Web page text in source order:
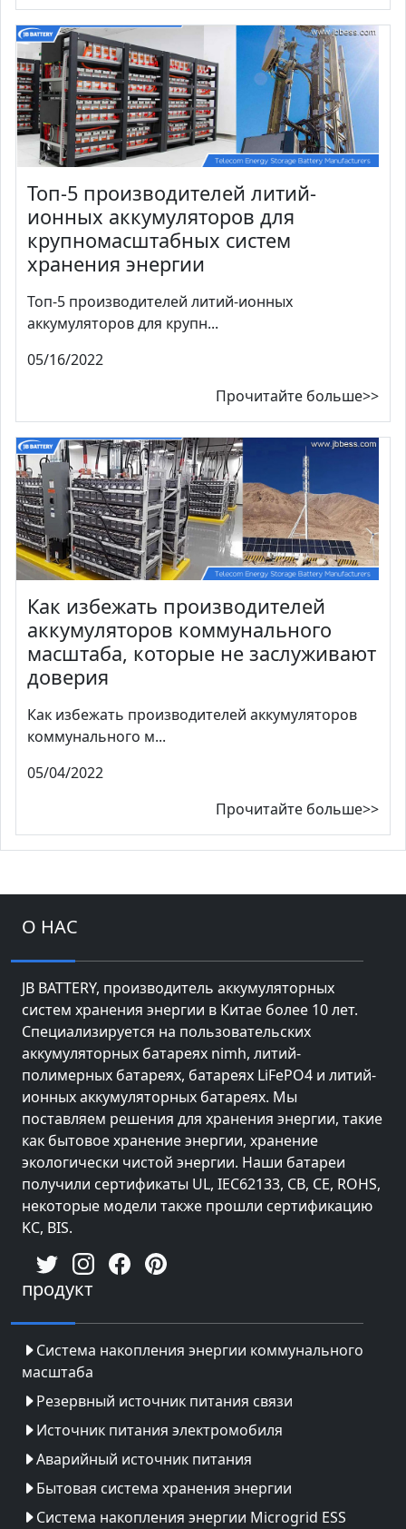
Топ-5 производителей литий-
ионных аккумуляторов для
крупномасштабных систем
хранения энергии
Топ-5 производителей литий-ионных
аккумуляторов для крупн...
05/16/2022
Прочитайте больше>>
Как избежать производителей
аккумуляторов коммунального
масштаба, которые не заслуживают
доверия
Как избежать производителей аккумуляторов
коммунального м...
05/04/2022
Прочитайте больше>>
О НАС
JB BATTERY, производитель аккумуляторных
систем хранения энергии в Китае более 10 лет.
Специализируется на пользовательских
аккумуляторных батареях nimh, литий-
полимерных батареях, батареях LiFePO4 и литий-
ионных аккумуляторных батареях. Мы
поставляем решения для хранения энергии, такие
как бытовое хранение энергии, хранение
экологически чистой энергии. Наши батареи
получили сертификаты UL, IEC62133, CB, CE, ROHS,
некоторые модели также прошли сертификацию
KC, BIS.
продукт
Система накопления энергии коммунального
масштаба
Резервный источник питания связи
Источник питания электромобиля
Аварийный источник питания
Бытовая система хранения энергии
Система накопления энергии Microgrid ESS